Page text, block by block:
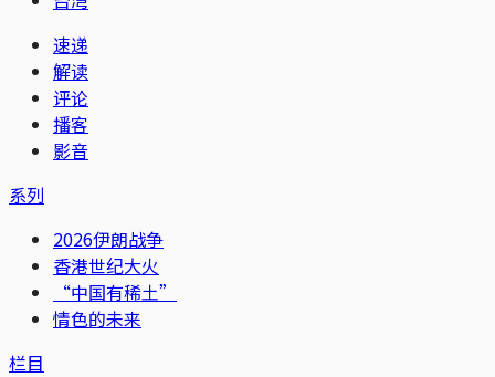
速递
解读
评论
播客
影音
系列
2026伊朗战争
香港世纪大火
“中国有稀土”
情色的未来
栏目